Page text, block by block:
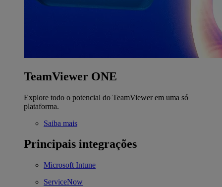
TeamViewer ONE
Explore todo o potencial do TeamViewer em uma só
plataforma.
Saiba mais
Principais integrações
Microsoft Intune
ServiceNow